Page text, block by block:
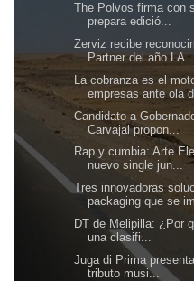
The Polvos firma con
prepara edició...
Zerviz recibe
Partner del año
La cobranza es el
empresas ante ola
Candidato a
Carvajal propon...
Rap y cumbia: Arte
nuevo single jun...
Tres innovadoras
packaging que se
DT de Melipilla: ¿Por
una clasifi...
Juga di Prima
tributo musi...